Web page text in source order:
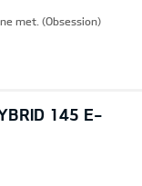
met. (Obsession)
145 E-